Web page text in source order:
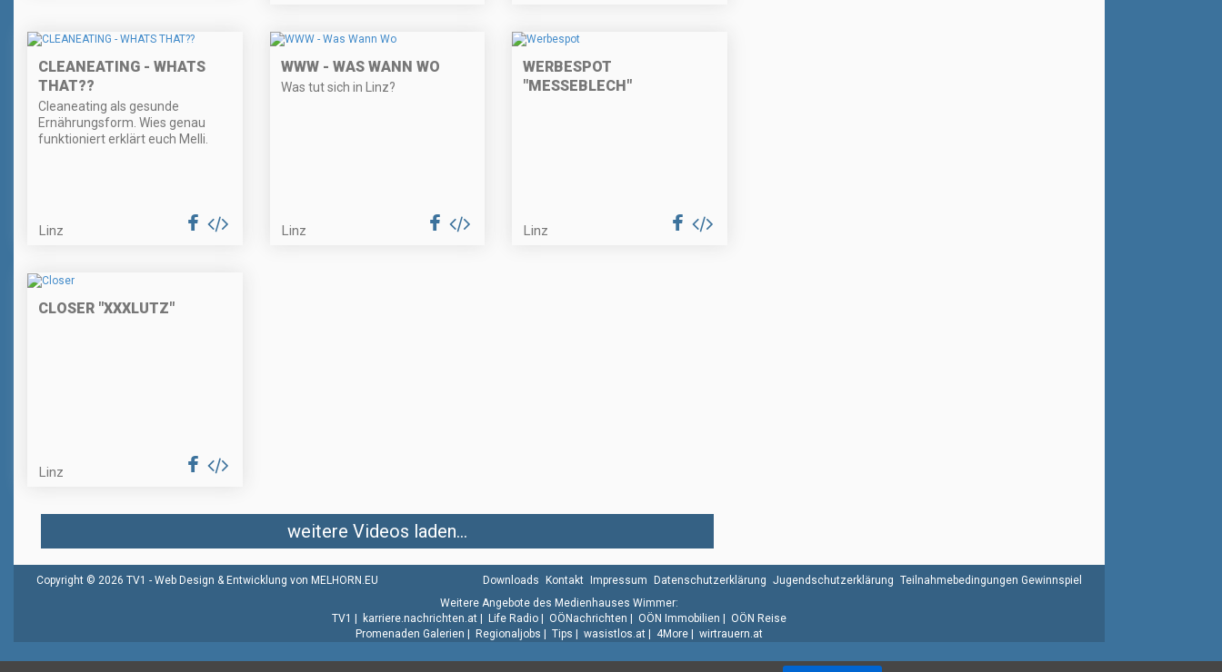
CLEANEATING - WHATS
THAT??
Cleaneating als gesunde
Ernährungsform. Wies genau
funktioniert erklärt euch Melli.
Linz
WWW - WAS WANN WO
Was tut sich in Linz?
Linz
WERBESPOT
"MESSEBLECH"
Linz
CLOSER "XXXLUTZ"
Linz
weitere Videos laden...
Copyright © 2026 TV1 - Web Design & Entwicklung von MELHORN.EU Downloads Kontakt Impressum Datenschutzerklärung Jugendschutzerklärung Teilnahmebedingungen Gewinnspiel
Weitere Angebote des Medienhauses Wimmer:
TV1 | karriere.nachrichten.at | Life Radio | OÖNachrichten | OÖN Immobilien | OÖN Reise
Promenaden Galerien | Regionaljobs | Tips | wasistlos.at | 4More | wirtrauern.at